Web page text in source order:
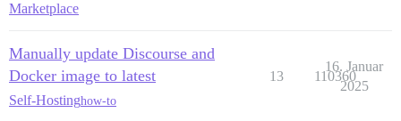
Marketplace
Manually update Discourse and
Docker image to latest
Self-Hostinghow-to
13 110360
16. Januar
2025